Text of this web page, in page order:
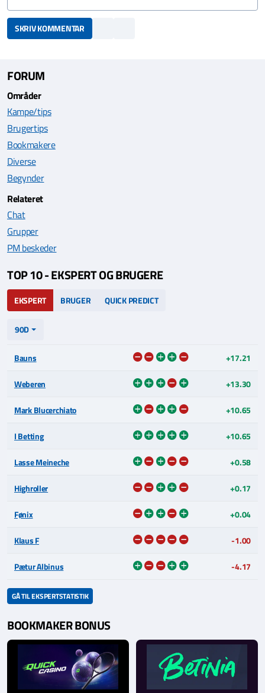
SKRIV KOMMENTAR
FORUM
Områder
Kampe/tips
Brugertips
Bookmakere
Diverse
Begynder
Relateret
Chat
Grupper
PM beskeder
TOP 10 - EKSPERT OG BRUGERE
EKSPERT BRUGER QUICK PREDICT
90D
Bauns +17.21
Weberen +13.30
Mark Blucerchiato +10.65
I Betting +10.65
Lasse Meineche +0.58
Highroller +0.17
Fønix +0.04
Klaus F -1.00
Pætur Albinus -4.17
GÅ TIL EKSPERTSTATISTIK
BOOKMAKER BONUS